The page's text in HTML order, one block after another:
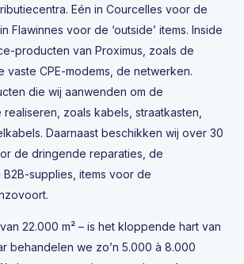
Eén in Courcelles voor de
Flawinnes voor de ‘outside’ items. Inside
producten van Proximus, zoals de
vaste CPE-modems, de netwerken.
die wij aanwenden om de
zoals kabels, straatkasten,
Daarnaast beschikken wij over 30
de dringende reparaties, de
supplies, items voor de
22.000 m² – is het kloppende hart van
behandelen we zo’n 5.000 à 8.000